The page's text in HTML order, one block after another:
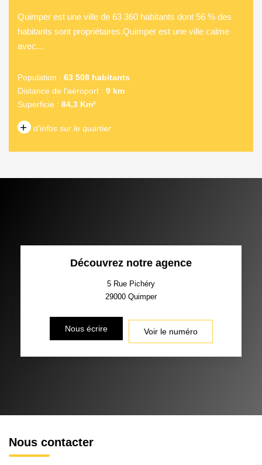
Quimper est une ville de 63 360 habitants dont 56 % des
habitants sont propriétaires.Quimper est une ville calme
avec...
Population : 63 508 habitants
Distance de l'aéroport : 9 km
Superficie : 84,3 Km²
+ d'infos sur le quartier
PART DES MÉNAGES SANS
VOITURE
ECOLES ET CRÈCHES
Découvrez notre agence
5 Rue Pichéry
29000 Quimper
Nous écrire Voir le numéro
Nous contacter